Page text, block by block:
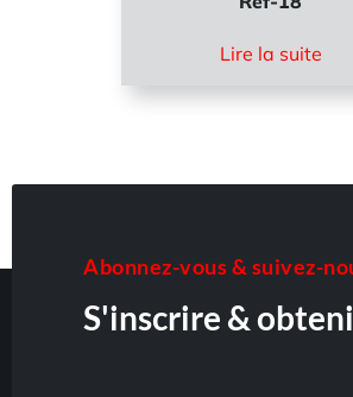
Lire la suite
Abonnez-vous & suivez-
S'inscrire &